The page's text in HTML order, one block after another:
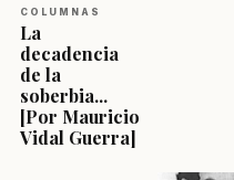
COLUMNAS
La
decadencia
de la
soberbia...
[Por Mauricio
Vidal Guerra]